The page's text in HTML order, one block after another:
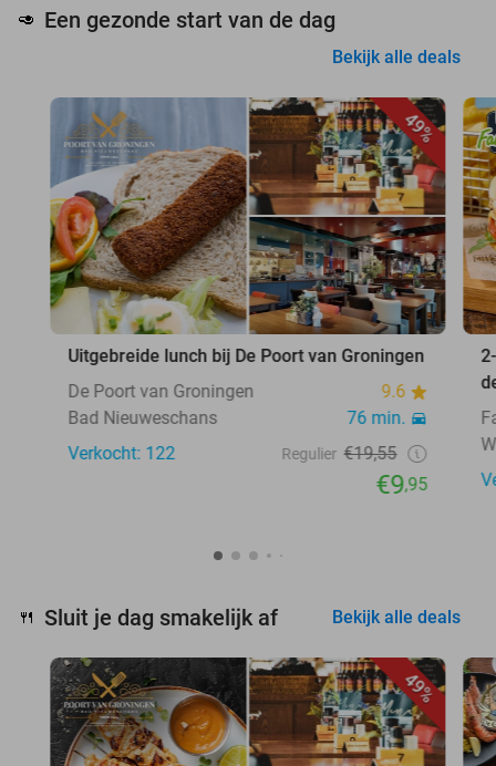
🥑 Een gezonde start van de dag
Bekijk alle deals
49%
Uitgebreide lunch bij De Poort van Groningen
De Poort van Groningen
9.6
Bad Nieuweschans
76 min.
Verkocht: 122
Regulier €19,55
€9,95
🍴 Sluit je dag smakelijk af Bekijk alle deals
49%